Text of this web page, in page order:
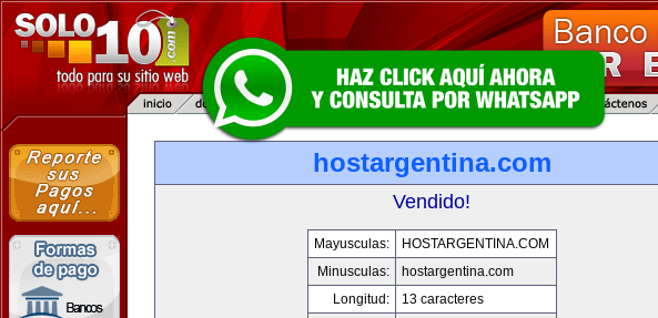
hostargentina.com
Vendido!
Mayusculas:
HOSTARGENTINA.COM
Minusculas:
hostargentina.com
Longitud:
13 caracteres